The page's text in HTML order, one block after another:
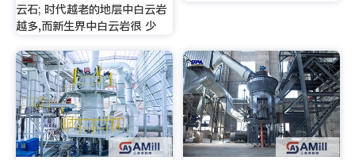
云石; 时代越老的地层中白云岩
越多,而新生界中白云岩很 少